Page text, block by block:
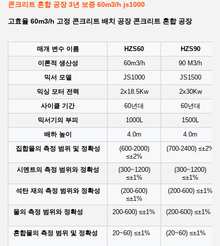
콘크리트 혼합 공장 3년 보증 60m3/h js1000
고효율 60m3/h 고정 콘크리트 배치 공장 콘크리트 혼합 공장
매개 변수 이름 HZS60
HZS90
이론적 생산성
60m3/h
90 M3/h
믹서 모델
JS1000
JS1500
믹싱 모터 전력
2x18.5Kw
2x30Kw
사이클 기간
60년대
60년대
믹서기의 부피
1000L
1500L
배하 높이
4.0m
4.0m
집합물의 측정 범위 및 정확성
(600-2000)
≤±2%
(700-2400) ≤±2%
시멘트의 측정 범위와 정확성
(300~1200)
≤±1%
(300~1200)
≤±1%
석탄 재의 측정 범위와 정확성
(200-600)
≤±1%
(200-600) ≤±1%
물의 측정 범위와 정확성 200-600) ≤±1% (200-600) ≤±1%
혼합물의 측정 범위 및 정확성 20~60) ≤±1% (20~60) ≤±1%